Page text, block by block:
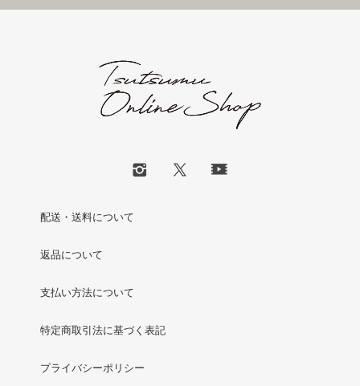
配送・送料について
返品について
支払い方法について
特定商取引法に基づく表記
プライバシーポリシー